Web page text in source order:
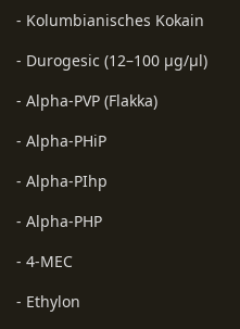
- Kolumbianisches Kokain
- Durogesic (12–100 µg/µl)
- Alpha-PVP (Flakka)
- Alpha-PHiP
- Alpha-PIhp
- Alpha-PHP
- 4-MEC
- Ethylon